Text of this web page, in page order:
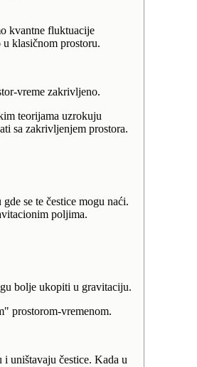
kvantne fluktuacije
klasičnom prostoru.
vreme zakrivljeno.
teorijama uzrokuju
sa zakrivljenjem prostora.
se te čestice mogu naći.
poljima.
bolje ukopiti u gravitaciju.
prostorom-vremenom.
uništavaju čestice. Kada u